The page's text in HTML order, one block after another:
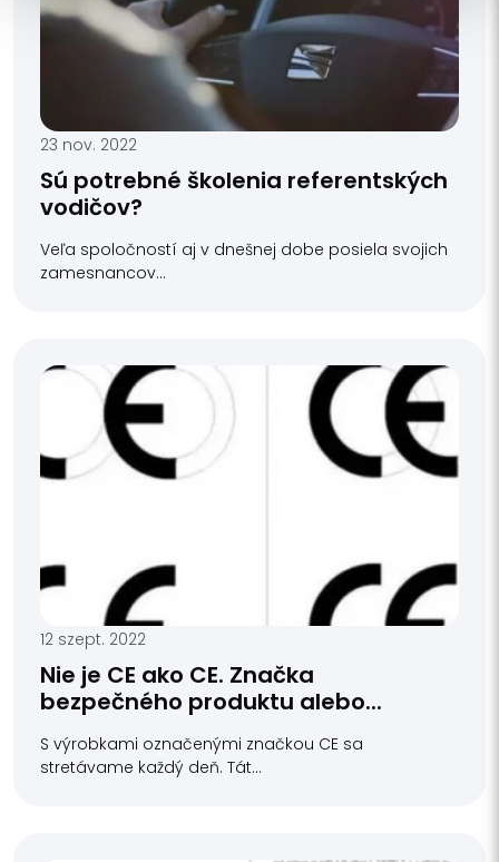
23 nov. 2022
Sú potrebné školenia referentských
vodičov?
Veľa spoločností aj v dnešnej dobe posiela svojich
zamesnancov...
12 szept. 2022
Nie je CE ako CE. Značka
bezpečného produktu alebo...
S výrobkami označenými značkou CE sa
stretávame každý deň. Tát...